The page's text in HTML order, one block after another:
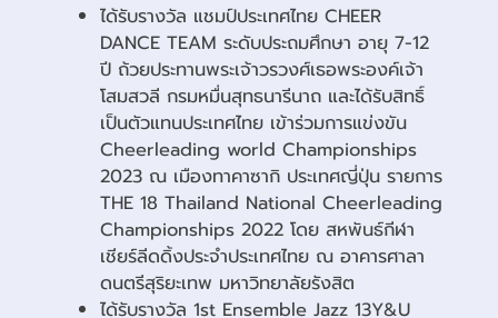
ได้รับรางวัล แชมป์ประเทศไทย CHEER
DANCE TEAM ระดับประถมศึกษา อายุ 7-12
ปี ถ้วยประทานพระเจ้าวรวงศ์เธอพระองค์เจ้า
โสมสวลี กรมหมื่นสุทธนารีนาถ และได้รับสิทธิ์
เป็นตัวแทนประเทศไทย เข้าร่วมการแข่งขัน
Cheerleading world Championships
2023 ณ เมืองทาคาซากิ ประเทศญี่ปุ่น รายการ
THE 18 Thailand National Cheerleading
Championships 2022 โดย สหพันธ์กีฬา
เชียร์ลีดดิ้งประจำประเทศไทย ณ อาคารศาลา
ดนตรีสุริยะเทพ มหาวิทยาลัยรังสิต
ได้รับรางวัล 1st Ensemble Jazz 13Y&U